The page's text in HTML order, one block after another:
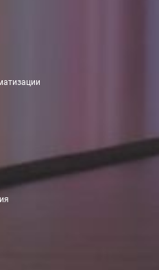
заказ в одном из наших
заказа от 7000 руб.
доставки 750 руб.
доставки равна 30 руб.
стоимость доставки 750 руб. +